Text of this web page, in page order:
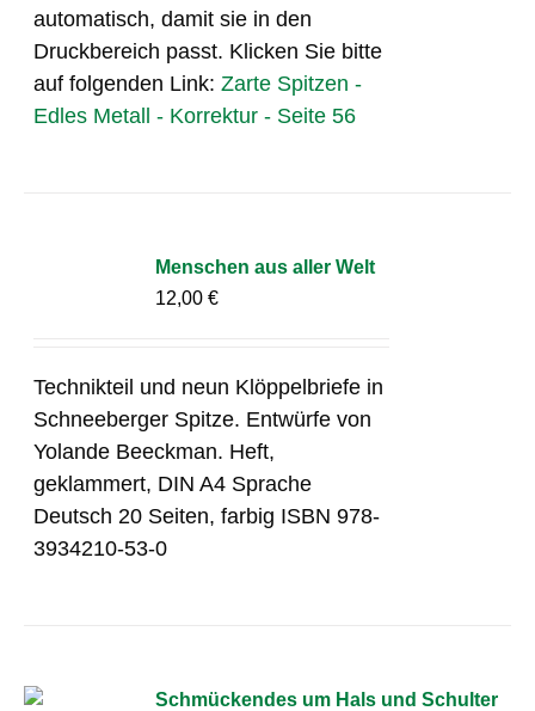
automatisch, damit sie in den
Druckbereich passt. Klicken Sie bitte
auf folgenden Link:Zarte Spitzen -
Edles Metall - Korrektur - Seite 56
Menschen aus aller Welt
12,00€
Technikteil und neun Klöppelbriefe in
Schneeberger Spitze. Entwürfe von
Yolande Beeckman. Heft,
geklammert, DIN A4 Sprache
Deutsch 20 Seiten, farbig ISBN 978-
3934210-53-0
Schmückendes um Hals und Schulter